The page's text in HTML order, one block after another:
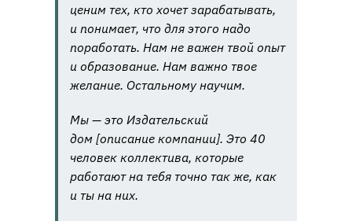
ценим тех, кто хочет зарабатывать,
и понимает, что для этого надо
поработать. Нам не важен твой опыт
и образование. Нам важно твое
желание. Остальному научим.
Мы — это Издательский
дом [описание компании]. Это 40
человек коллектива, которые
работают на тебя точно так же, как
и ты на них.